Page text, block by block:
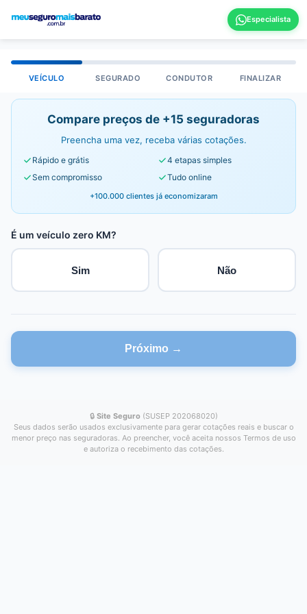
VEÍCULO SEGURADO CONDUTOR FINALIZAR
Compare preços de +15 seguradoras
Preencha uma vez, receba várias cotações.
Rápido e grátis
4 etapas simples
Sem compromisso
Tudo online
+100.000 clientes já economizaram
É um veículo zero KM?
Sim Não
Próximo →
🔒 Site Seguro (SUSEP 202068020)
Seus dados serão usados exclusivamente para gerar cotações reais e buscar o
menor preço nas seguradoras. Ao preencher, você aceita nossos Termos de uso
e autoriza o recebimento das cotações.